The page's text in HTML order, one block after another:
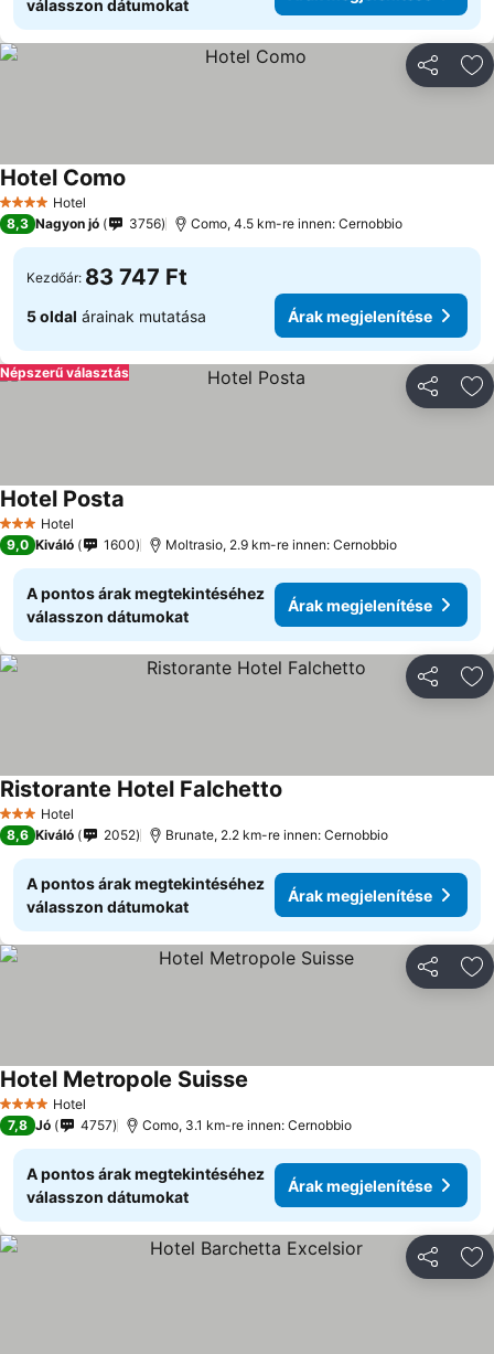
válasszon dátumokat
4 KategóriaHotel
Hotel Como
8,3 Nagyon jó 3756 Como, 4.5 km-re innen: Cernobbio
Kezdőár: 83 747 Ft
5 oldal árainak mutatása Árak megjelenítése
Népszerű választás
3 Kategória
Hotel
Hotel Posta
9,0 Kiváló 1600 Moltrasio, 2.9 km-re innen: Cernobbio
A pontos árak megtekintéséhez
válasszon dátumokat
Árak megjelenítése
3 Kategória
Hotel
Ristorante Hotel Falchetto
8,6 Kiváló 2052 Brunate, 2.2 km-re innen: Cernobbio
A pontos árak megtekintéséhez
válasszon dátumokat
Árak megjelenítése
4 KategóriaHotel
Hotel Metropole Suisse
7,8 Jó 4757 Como, 3.1 km-re innen: Cernobbio
A pontos árak megtekintéséhez
válasszon dátumokat
Árak megjelenítése